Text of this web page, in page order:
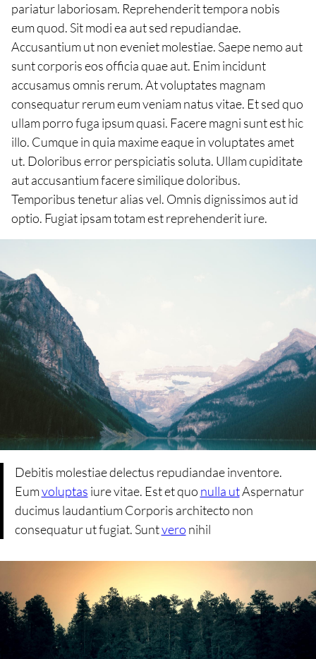
pariatur laboriosam. Reprehenderit tempora nobis
eum quod. Sit modi ea aut sed repudiandae.
Accusantium ut non eveniet molestiae. Saepe nemo aut
sunt corporis eos officia quae aut. Enim incidunt
accusamus omnis rerum. At voluptates magnam
consequatur rerum eum veniam natus vitae. Et sed quo
ullam porro fuga ipsum quasi. Facere magni sunt est hic
illo. Cumque in quia maxime eaque in voluptates amet
ut. Doloribus error perspiciatis soluta. Ullam cupiditate
aut accusantium facere similique doloribus.
Temporibus tenetur alias vel. Omnis dignissimos aut id
optio. Fugiat ipsam totam est reprehenderit iure.
Debitis molestiae delectus repudiandae inventore.
Eumvoluptas iure vitae. Est et quo nulla utAspernatur
ducimus laudantium Corporis architecto non
consequatur ut fugiat. Suntvero nihil